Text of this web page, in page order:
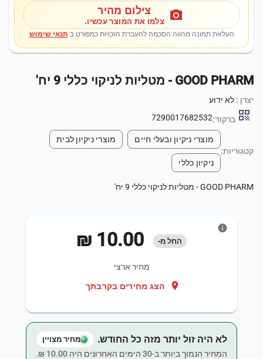
photo_camera צילום מהיר
צלמו את המוצר עכשיו.
העלאת תמונה מהווה הסכמה להעברת הזכויות כמפורט ב תנאי שימוש
GOOD PHARM - מטליות לניקוי כללי 9 יח'
יצרן : לא ידוע
qr_code ברקוד:7290017682532
קטגוריות:
מוצרי ניקיון ובעלי חיים מוצרי ניקיון לבית
ניקיון כללי
GOOD PHARM - מטליות לניקוי כללי 9 יח'
החל מ-
מחיר ארצי
location_on הצג מחירים בקרבתך
info
לא היה זול יותר מזה כל החודש. מחיר מצויין
המחיר הנמוך ביותר ב-30 הימים האחרונים היה ‏10.00 ‏₪.